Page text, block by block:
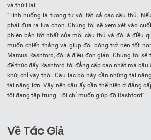
và thứ Hai.
“Tình huống là tương tự với tất cả các cầu thủ.
phải đưa ra lựa chọn. Chúng tôi sẽ xem xét vào
phiên bản tốt nhất của mỗi cầu thủ và đó là điều
muốn chiến thắng và giúp đội bóng trở nên tốt
Marcus Rashford, đó là điều đơn giản. Chúng tôi
để thúc đẩy Rashford tới đẳng cấp cao nhất mà cậu
khứ, chỉ vậy thôi. Câu lạc bộ này cần những tài
tài năng lớn. Vậy nên cậu ấy cần thể hiện ở đẳng
tôi đang tập trung. Tôi chỉ muốn giúp đỡ Rashford”.
Về Tác Giả